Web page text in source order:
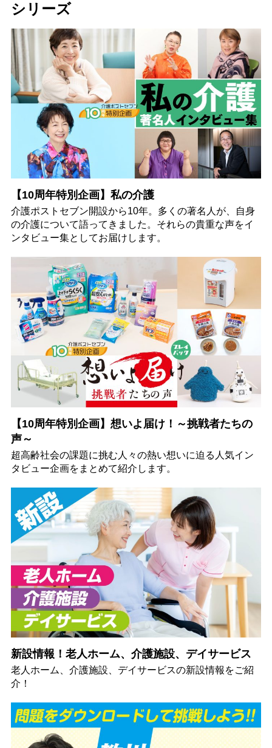
シリーズ
【10周年特別企画】私の介護
介護ポストセブン開設から10年。多くの著名人が、自身
の介護について語ってきました。それらの貴重な声をイ
ンタビュー集としてお届けします。
【10周年特別企画】想いよ届け！～挑戦者たちの
声～
超高齢社会の課題に挑む人々の熱い想いに迫る人気イン
タビュー企画をまとめて紹介します。
新設情報！老人ホーム、介護施設、デイサービス
老人ホーム、介護施設、デイサービスの新設情報をご紹
介！